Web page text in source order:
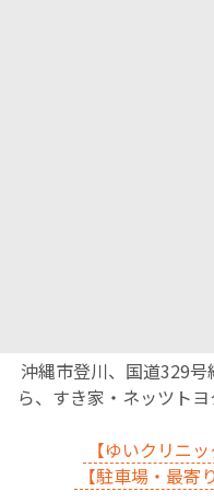
沖縄市登川、国道329
ら、すき家・ネッツト
【ゆいクリニ
【駐車場・最寄